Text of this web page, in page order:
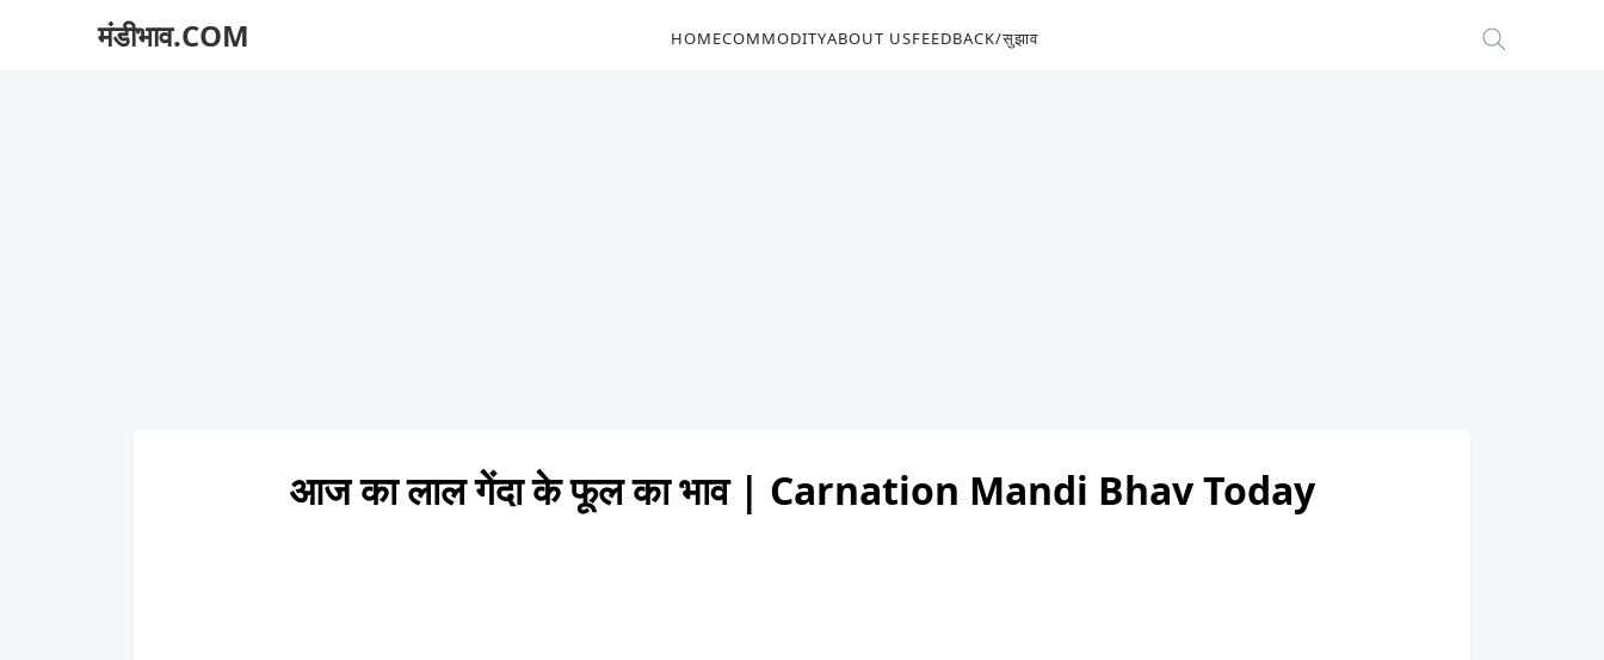
मंडीभाव.COM HOMECOMMODITYABOUT USFEEDBACK/सुझाव
आज का लाल गेंदा के फूल का भाव | Carnation Mandi Bhav Today